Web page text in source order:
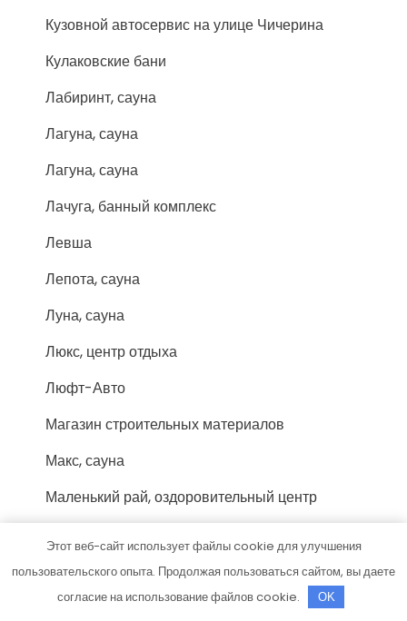
Кузовной автосервис на улице Чичерина
Кулаковские бани
Лабиринт, сауна
Лагуна, сауна
Лагуна, сауна
Лачуга, банный комплекс
Левша
Лепота, сауна
Луна, сауна
Люкс, центр отдыха
Люфт-Авто
Магазин строительных материалов
Макс, сауна
Маленький рай, оздоровительный центр
Марс, сауна
Мастерская
Этот веб-сайт использует файлы cookie для улучшения
пользовательского опыта. Продолжая пользоваться сайтом, вы даете
согласие на использование файлов cookie.
OK